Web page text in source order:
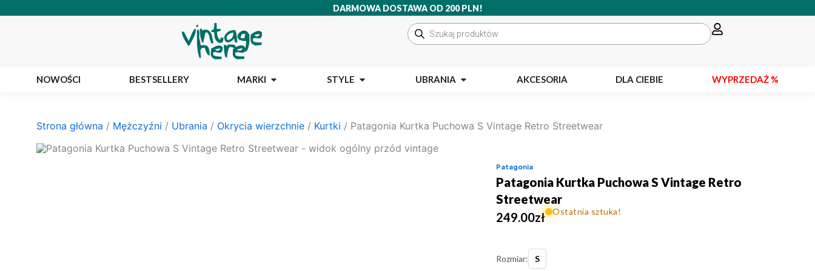
DARMOWA DOSTAWA OD 200 PLN!
Wyszukiwarka
produktów
NOWOŚCI BESTSELLERY MARKI Open MARKI STYLE Open STYLE UBRANIA Open UBRANIAAKCESORIA DLA CIEBIE WYPRZEDAŻ %
Strona główna / Mężczyźni / Ubrania / Okrycia wierzchnie / Kurtki / Patagonia Kurtka Puchowa S Vintage Retro Streetwear
Patagonia
Patagonia Kurtka Puchowa S Vintage Retro
Streetwear
249.00zł Ostatnia sztuka!
Rozmiar:
S